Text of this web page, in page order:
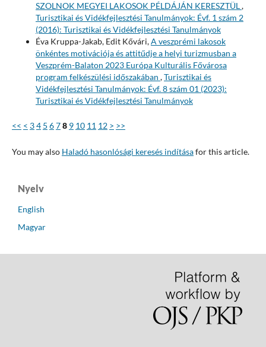
SZOLNOK MEGYEI LAKOSOK PÉLDÁJÁN KERESZTÜL,
Turisztikai és Vidékfejlesztési Tanulmányok: Évf. 1 szám 2
(2016): Turisztikai és Vidékfejlesztési Tanulmányok
Éva Kruppa-Jakab, Edit Kővári,A veszprémi lakosok
önkéntes motivációja és attitűdje a helyi turizmusban a
Veszprém-Balaton 2023 Európa Kulturális Fővárosa
program felkészülési időszakában ,Turisztikai és
Vidékfejlesztési Tanulmányok: Évf. 8 szám 01 (2023):
Turisztikai és Vidékfejlesztési Tanulmányok
<< < 34 5 678 9 10 11 12 > >>
You may also Haladó hasonlósági keresés indításafor this article.
Nyelv
English
Magyar